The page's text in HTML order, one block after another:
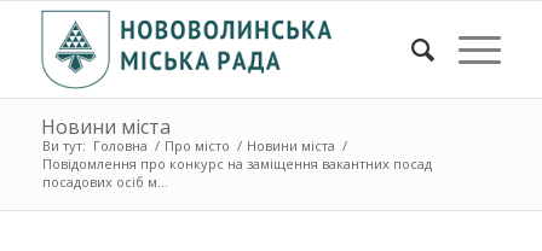
Новини міста
Ви тут: Головна / Про місто / Новини міста /
Повідомлення про конкурс на заміщення вакантних посад
посадових осіб м...